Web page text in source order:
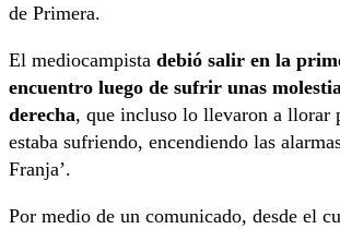
de Primera.
El mediocampista debió salir en la
encuentro luego de sufrir unas
derecha, que incluso lo llevaron a llorar
estaba sufriendo, encendiendo las
Franja’.
Por medio de un comunicado, desde el